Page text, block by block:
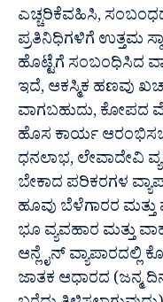
ಎಚ್ಚರಿಕೆವಹಿಸಿ,
ಪ್ರತಿನಿಧಿಗಳಿಗೆ ಉತ್ತಮ
ಹೊಟ್ಟೆಗೆ ಸಂಬಂಧಿಸಿದ
ಇದೆ, ಆಕಸ್ಮಿಕ ಹಣವು
ವಾಗಬಹುದು, ಕೋಪದ
ಹೊಸ ಕಾರ್ಯ
ಧನಲಾಭ, ಲೇವಾದೇವಿ
ಬೇಕಾದ ಪರಿಕರಗಳ
ಹೂವು ಬೆಳೆಗಾರರ
ಭೂ ವ್ಯವಹಾರ ಮತ್ತು
ಆನ್ಲೈನ್ ವ್ಯಾಪಾರದಲ್ಲಿ
ಜಾತಕ ಆಧಾರದ (ಜನ್ಮ